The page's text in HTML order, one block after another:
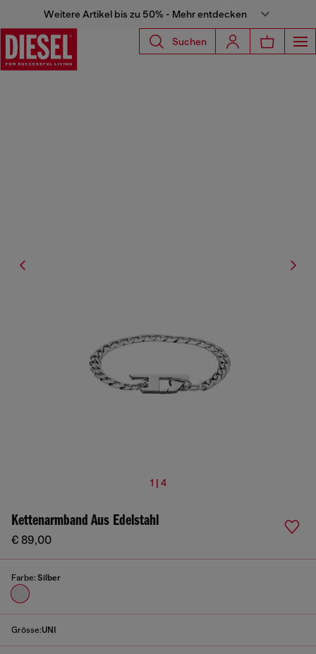
Weitere Artikel bis zu 50% - Mehr entdecken
Suchen
1 | 4
Kettenarmband Aus Edelstahl
€ 89,00
Farbe: Silber
Grösse:UNI